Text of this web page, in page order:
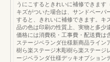
うにこするときれいに補修できます
キズがついた場合は、サンドペーパ
すると、きれいに補修できます。キ
品の色は印刷の性質上、実物と多少
価格には消費税・工事費・配送費は
ステージベランダ仕様新商品ライン
樹ら楽ステージ木彫樹ら楽ステージ
ージベランダ仕様デッキオプション